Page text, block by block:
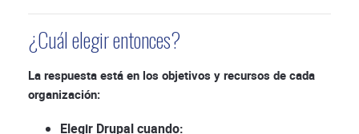
¿Cuál elegir entonces?
La respuesta está en los objetivos y recursos de cada
organización:
Elegir Drupal cuando: